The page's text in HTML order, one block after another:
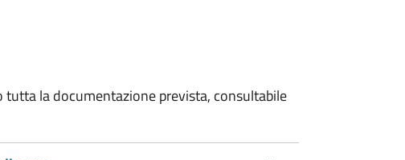
la documentazione prevista, consultabile